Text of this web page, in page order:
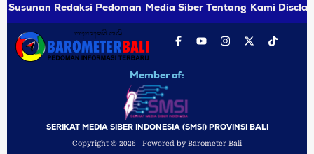
Susunan Redaksi Pedoman Media Siber Tentang Kami
Member of:
SERIKAT MEDIA SIBER INDONESIA (SMSI) PROVINSI BALI
Copyright © 2026 | Powered by Barometer Bali